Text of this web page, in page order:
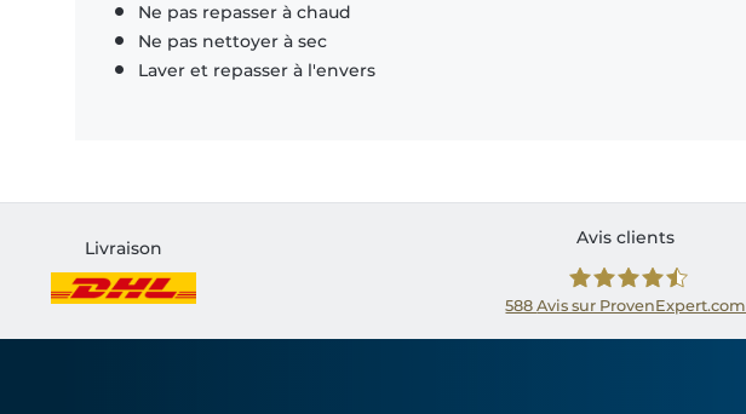
Ne pas repasser à chaud
Ne pas nettoyer à sec
Laver et repasser à l'envers
Livraison
Avis clients
588Avis sur ProvenExpert.com